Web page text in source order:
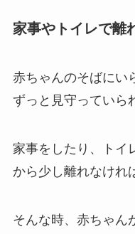
家事やトイレで離
赤ちゃんのそばにい
ずっと見守っていら
家事をしたり、トイ
から少し離れなけれ
そんな時、赤ちゃん